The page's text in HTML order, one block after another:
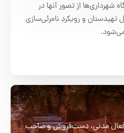
شهرداری‌ها از تصور آنها در
و رویکردِ نامرئی‌سازی
بیش از ۴٠٠ فعال مدنی، دست‌فروش و صاحب